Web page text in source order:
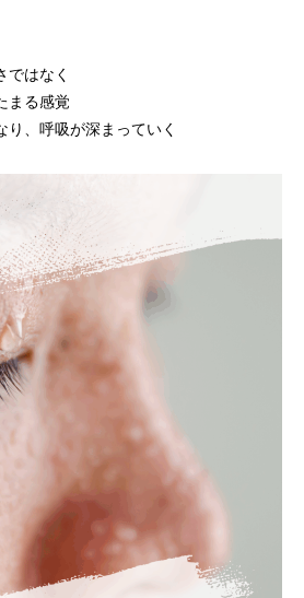
ではなく
まる感覚
り、呼吸が深まっていく